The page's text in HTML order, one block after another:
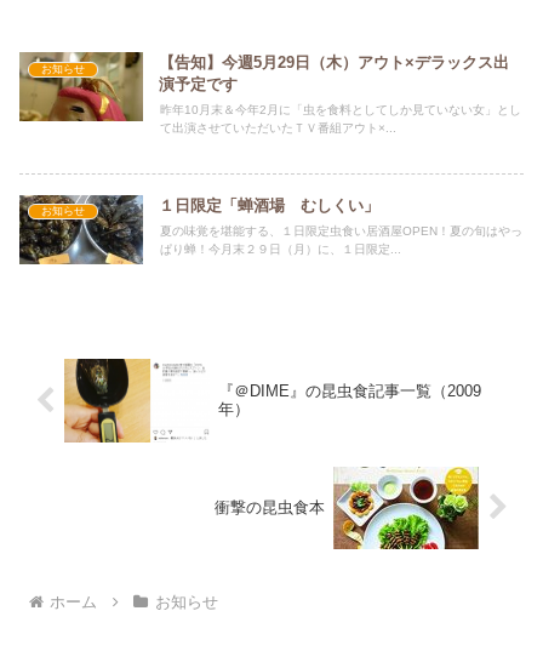
お知らせ
【告知】今週5月29日（木）アウト×デラックス出
演予定です
昨年10月末＆今年2月に「虫を食料としてしか見ていない女」とし
て出演させていただいたＴＶ番組アウト×...
お知らせ １日限定「蝉酒場 むしくい」
夏の味覚を堪能する、１日限定虫食い居酒屋OPEN！夏の旬はやっ
ぱり蝉！今月末２９日（月）に、１日限定...
『＠DIME』の昆虫食記事一覧（2009
年）
衝撃の昆虫食本
ホーム お知らせ